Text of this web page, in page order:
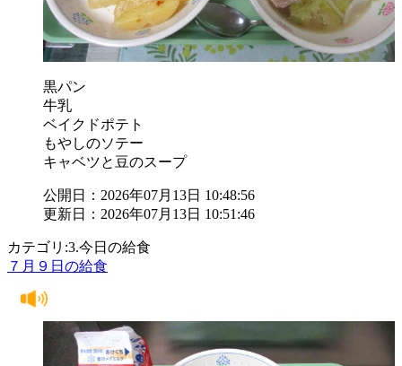
黒パン
牛乳
ベイクドポテト
もやしのソテー
キャベツと豆のスープ
公開日：2026年07月13日 10:48:56
更新日：2026年07月13日 10:51:46
カテゴリ:3.今日の給食
７月９日の給食